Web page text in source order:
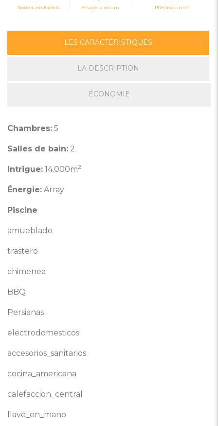
Ajouter aux Favoris Envoyer à un ami PDF/Imprimer
LES CARACTÉRISTIQUES
LA DESCRIPTION
ÉCONOMIE
Chambres: 5
Salles de bain: 2
Intrigue: 14.000m2
Énergie: Array
Piscine
amueblado
trastero
chimenea
BBQ
Persianas
electrodomesticos
accesorios_sanitarios
cocina_americana
calefaccion_central
llave_en_mano